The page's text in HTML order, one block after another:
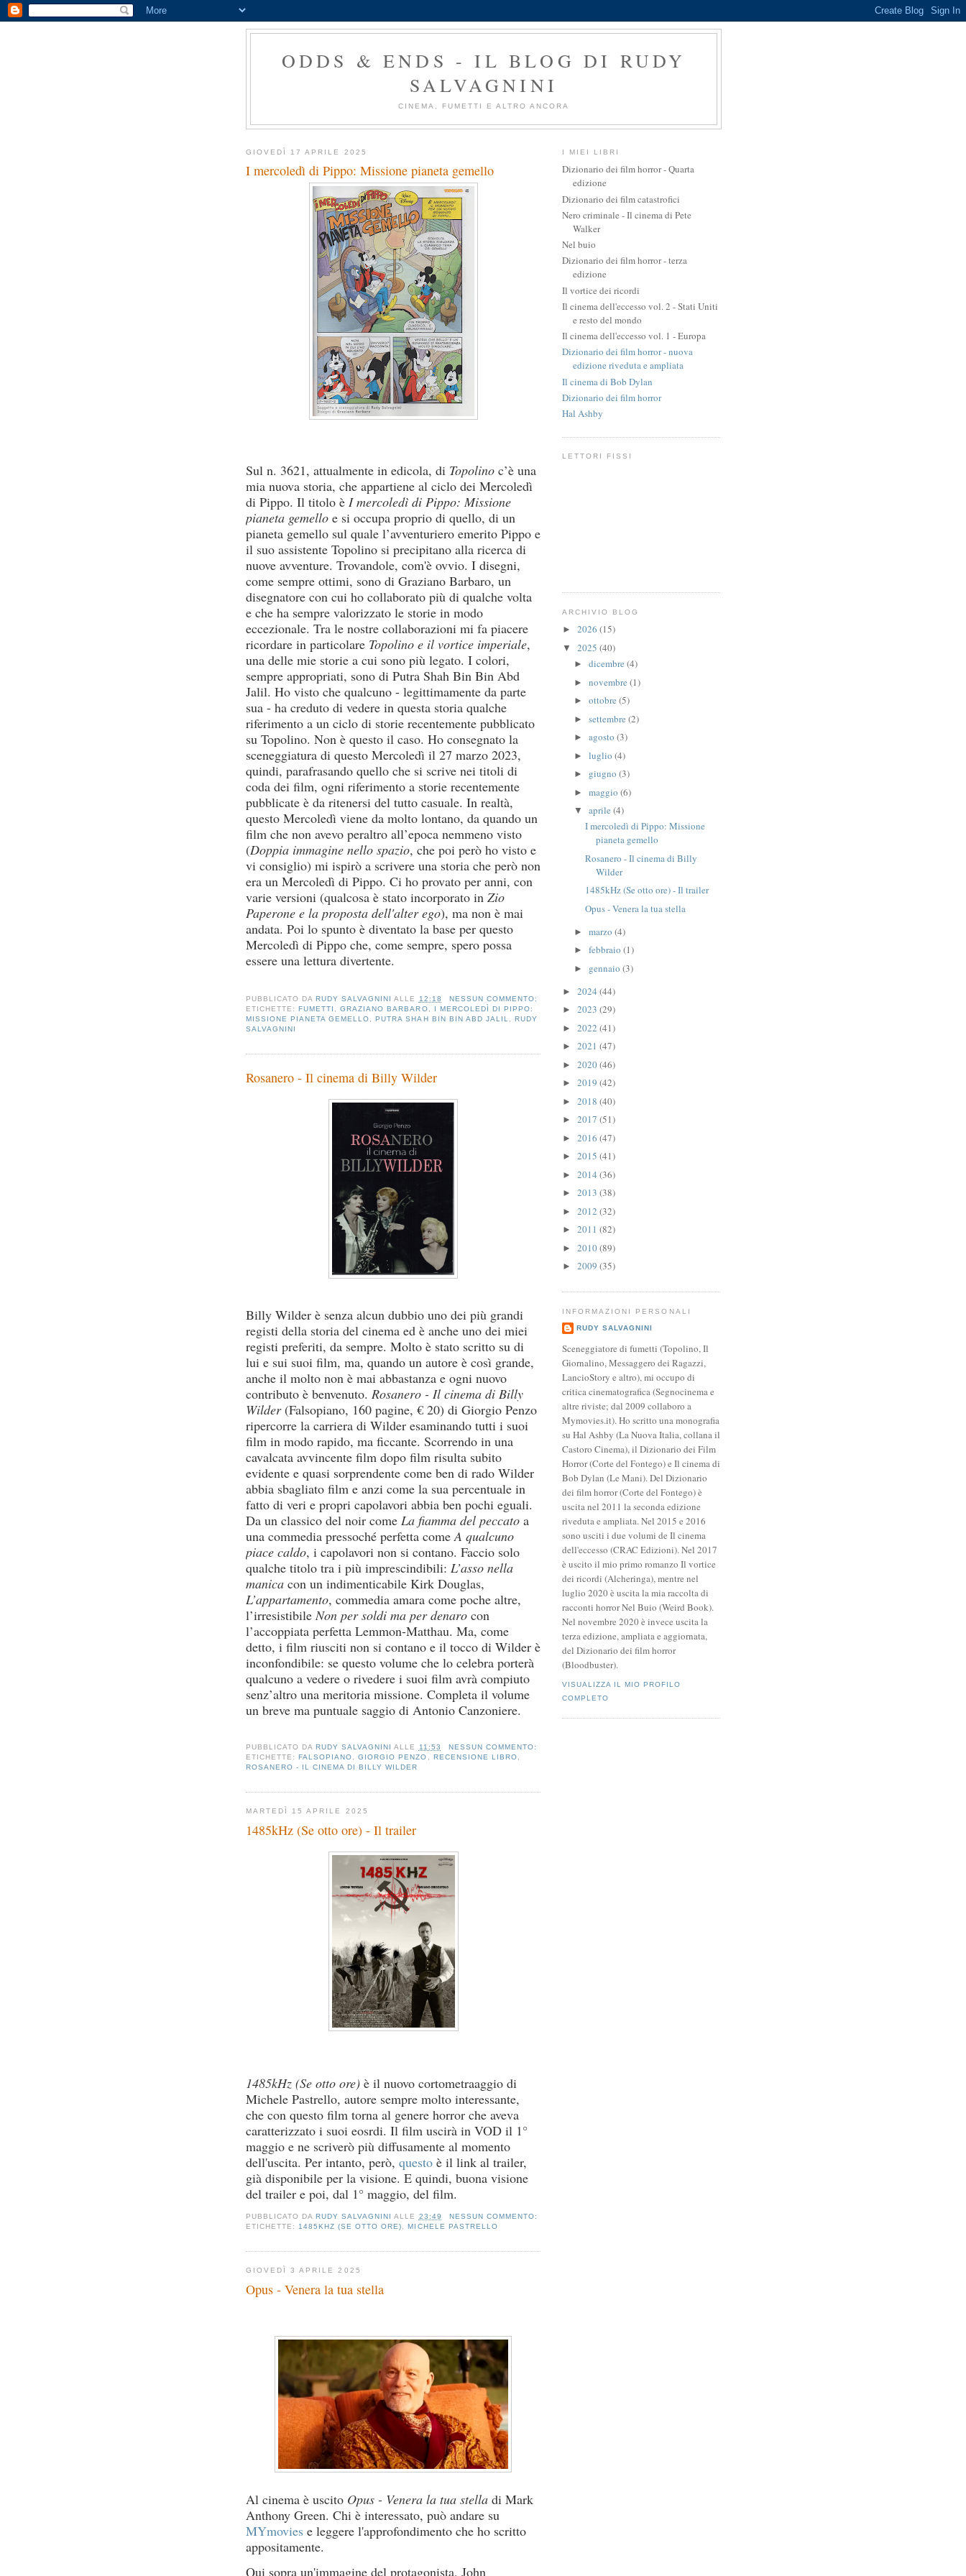
ODDS & ENDS - IL BLOG DI RUDY
SALVAGNINI
CINEMA, FUMETTI E ALTRO ANCORA
GIOVEDÌ 17 APRILE 2025
I mercoledì di Pippo: Missione pianeta gemello
Sul n. 3621, attualmente in edicola, di Topolino c’è una
mia nuova storia, che appartiene al ciclo dei Mercoledì
di Pippo. Il titolo è I mercoledì di Pippo: Missione
pianeta gemello e si occupa proprio di quello, di un
pianeta gemello sul quale l’avventuriero emerito Pippo e
il suo assistente Topolino si precipitano alla ricerca di
nuove avventure. Trovandole, com'è ovvio. I disegni,
come sempre ottimi, sono di Graziano Barbaro, un
disegnatore con cui ho collaborato più di qualche volta
e che ha sempre valorizzato le storie in modo
eccezionale. Tra le nostre collaborazioni mi fa piacere
ricordare in particolare Topolino e il vortice imperiale,
una delle mie storie a cui sono più legato. I colori,
sempre appropriati, sono di Putra Shah Bin Bin Abd
Jalil. Ho visto che qualcuno - legittimamente da parte
sua - ha creduto di vedere in questa storia qualche
riferimento a un ciclo di storie recentemente pubblicato
su Topolino. Non è questo il caso. Ho consegnato la
sceneggiatura di questo Mercoledì il 27 marzo 2023,
quindi, parafrasando quello che si scrive nei titoli di
coda dei film, ogni riferimento a storie recentemente
pubblicate è da ritenersi del tutto casuale. In realtà,
questo Mercoledì viene da molto lontano, da quando un
film che non avevo peraltro all’epoca nemmeno visto
(Doppia immagine nello spazio, che poi però ho visto e
vi consiglio) mi ispirò a scrivere una storia che però non
era un Mercoledì di Pippo. Ci ho provato per anni, con
varie versioni (qualcosa è stato incorporato in Zio
Paperone e la proposta dell'alter ego), ma non è mai
andata. Poi lo spunto è diventato la base per questo
Mercoledì di Pippo che, come sempre, spero possa
essere una lettura divertente.
PUBBLICATO DARUDY SALVAGNINI ALLE 12:18
NESSUN COMMENTO:
ETICHETTE:FUMETTI ,GRAZIANO BARBARO,
I MERCOLEDÌ DI PIPPO:
MISSIONE PIANETA GEMELLO,PUTRA SHAH BIN BIN ABD JALIL, RUDY
SALVAGNINI
Rosanero - Il cinema di Billy Wilder
Billy Wilder è senza alcun dubbio uno dei più grandi
registi della storia del cinema ed è anche uno dei miei
registi preferiti, da sempre. Molto è stato scritto su di
lui e sui suoi film, ma, quando un autore è così grande,
anche il molto non è mai abbastanza e ogni nuovo
contributo è benvenuto. Rosanero - Il cinema di Billy
Wilder(Falsopiano, 160 pagine, € 20) di Giorgio Penzo
ripercorre la carriera di Wilder esaminando tutti i suoi
film in modo rapido, ma ficcante. Scorrendo in una
cavalcata avvincente film dopo film risulta subito
evidente e quasi sorprendente come ben di rado Wilder
abbia sbagliato film e anzi come la sua percentuale in
fatto di veri e propri capolavori abbia ben pochi eguali.
Da un classico del noir come La fiamma del peccato a
una commedia pressoché perfetta come A qualcuno
piace caldo, i capolavori non si contano. Faccio solo
qualche titolo tra i più imprescindibili: L’asso nella
manica con un indimenticabile Kirk Douglas,
L’appartamento, commedia amara come poche altre,
l’irresistibile Non per soldi ma per denaro con
l’accoppiata perfetta Lemmon-Matthau. Ma, come
detto, i film riusciti non si contano e il tocco di Wilder è
inconfondibile: se questo volume che lo celebra porterà
qualcuno a vedere o rivedere i suoi film avrà compiuto
senz’altro una meritoria missione. Completa il volume
un breve ma puntuale saggio di Antonio Canzoniere.
PUBBLICATO DARUDY SALVAGNINI ALLE 11:53
NESSUN COMMENTO:
ETICHETTE:FALSOPIANO ,GIORGIO PENZO RECENSIONE LIBRO
ROSANERO - IL CINEMA DI BILLY WILDER
MARTEDÌ 15 APRILE 2025
1485kHz (Se otto ore) - Il trailer
1485kHz (Se otto ore) è il nuovo cortometraaggio di
Michele Pastrello, autore sempre molto interessante,
che con questo film torna al genere horror che aveva
caratterizzato i suoi eosrdi. Il film uscirà in VOD il 1°
maggio e ne scriverò più diffusamente al momento
dell'uscita. Per intanto, però, questo è il link al trailer,
già disponibile per la visione. E quindi, buona visione
del trailer e poi, dal 1° maggio, del film.
PUBBLICATO DARUDY SALVAGNINI ALLE 23:49
NESSUN COMMENTO:
ETICHETTE: 1485KHZ (SE OTTO ORE) ,MICHELE PASTRELLO
GIOVEDÌ 3 APRILE 2025
Opus - Venera la tua stella
Al cinema è uscito Opus - Venera la tua stella di Mark
Anthony Green. Chi è interessato, può andare su
MYmovies e leggere l'approfondimento che ho scritto
appositamente.
Qui sopra un'immagine del protagonista, John
I MIEI LIBRI
Dizionario dei film horror - Quarta
edizione
Dizionario dei film catastrofici
Nero criminale - Il cinema di Pete
Walker
Nel buio
Dizionario dei film horror - terza
edizione
Il vortice dei ricordi
Il cinema dell'eccesso vol. 2 - Stati Uniti
e resto del mondo
Il cinema dell'eccesso vol. 1 - Europa
Dizionario dei film horror - nuova
edizione riveduta e ampliata
Il cinema di Bob Dylan
Dizionario dei film horror
Hal Ashby
LETTORI FISSI
ARCHIVIO BLOG
► 2026 (15)
▼ 2025 (40)
► dicembre (4)
► novembre (1)
► ottobre (5)
► settembre (2)
► agosto (3)
► luglio (4)
► giugno (3)
► maggio (6)
▼ aprile (4)
I mercoledì di Pippo: Missione
pianeta gemello
Rosanero - Il cinema di Billy
Wilder
1485kHz (Se otto ore) - Il trailer
Opus - Venera la tua stella
► marzo (4)
► febbraio (1)
► gennaio (3)
► 2024 (44)
► 2023 (29)
► 2022 (41)
► 2021 (47)
► 2020(46)
► 2019 (42)
► 2018 (40)
► 2017 (51)
► 2016 (47)
► 2015 (41)
► 2014 (36)
► 2013 (38)
► 2012 (32)
► 2011 (82)
► 2010(89)
► 2009 (35)
INFORMAZIONI PERSONALI
RUDY SALVAGNINI
Sceneggiatore di fumetti (Topolino, Il
Giornalino, Messaggero dei Ragazzi,
LancioStory e altro), mi occupo di
critica cinematografica (Segnocinema e
altre riviste; dal 2009 collaboro a
Mymovies.it). Ho scritto una monografia
su Hal Ashby (La Nuova Italia, collana il
Castoro Cinema), il Dizionario dei Film
Horror (Corte del Fontego) e Il cinema di
Bob Dylan (Le Mani). Del Dizionario
dei film horror (Corte del Fontego) è
uscita nel 2011 la seconda edizione
riveduta e ampliata. Nel 2015 e 2016
sono usciti i due volumi de Il cinema
dell'eccesso (CRAC Edizioni). Nel 2017
è uscito il mio primo romanzo Il vortice
dei ricordi (Alcheringa), mentre nel
luglio 2020 è uscita la mia raccolta di
racconti horror Nel Buio (Weird Book).
Nel novembre 2020 è invece uscita la
terza edizione, ampliata e aggiornata,
del Dizionario dei film horror
(Bloodbuster).
VISUALIZZA IL MIO PROFILO
COMPLETO